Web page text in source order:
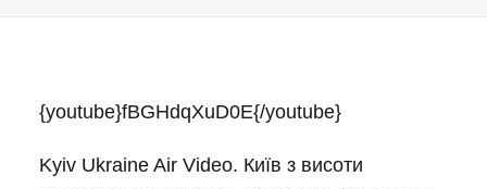
{youtube}fBGHdqXuD0E{/youtube}
Kyiv Ukraine Air Video. Київ з висоти